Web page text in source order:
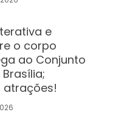
e
o corpo
ao Conjunto
atrações!